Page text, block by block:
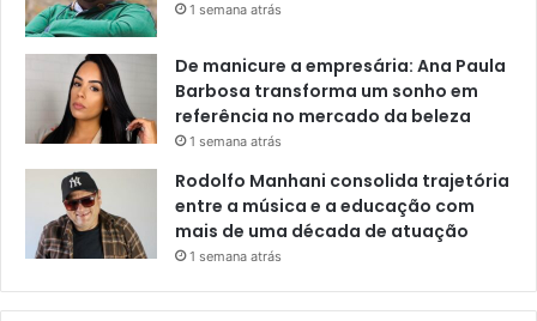
1 semana atrás
De manicure a empresária: Ana Paula
Barbosa transforma um sonho em
referência no mercado da beleza
1 semana atrás
Rodolfo Manhani consolida trajetória
entre a música e a educação com
mais de uma década de atuação
1 semana atrás